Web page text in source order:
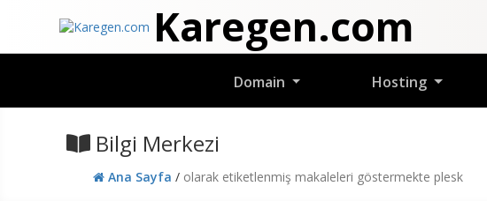
Karegen.com
Domain Hosting
Bilgi Merkezi
Ana Sayfa / olarak etiketlenmiş makaleleri göstermekte plesk